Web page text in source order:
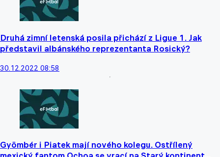
Druhá zimní letenská posila přichází z Ligue 1. Jak
představil albánského reprezentanta Rosický?
30.12.2022 08:58
Gyömbér i Piatek mají nového kolegu. Ostřílený